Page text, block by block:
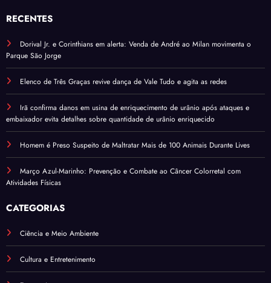
RECENTES
Dorival Jr. e Corinthians em alerta: Venda de André ao Milan movimenta o
Parque São Jorge
Elenco de Três Graças revive dança de Vale Tudo e agita as redes
Irã confirma danos em usina de enriquecimento de urânio após ataques e
embaixador evita detalhes sobre quantidade de urânio enriquecido
Homem é Preso Suspeito de Maltratar Mais de 100 Animais Durante Lives
Março Azul-Marinho: Prevenção e Combate ao Câncer Colorretal com
Atividades Físicas
CATEGORIAS
Ciência e Meio Ambiente
Cultura e Entretenimento